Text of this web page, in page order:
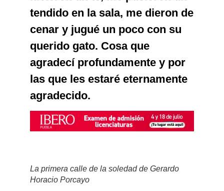
tendido en la sala, me dieron de
cenar y jugué un poco con su
querido gato. Cosa que
agradecí profundamente y por
las que les estaré eternamente
agradecido.
La primera calle de la soledad de Gerardo
Horacio Porcayo